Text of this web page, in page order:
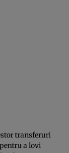
transferuri
a lovi